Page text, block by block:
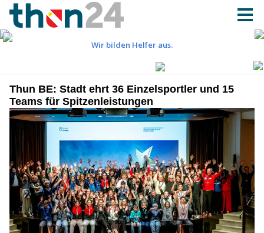
Thun BE: Stadt ehrt 36 Einzelsportler und 15
Teams für Spitzenleistungen